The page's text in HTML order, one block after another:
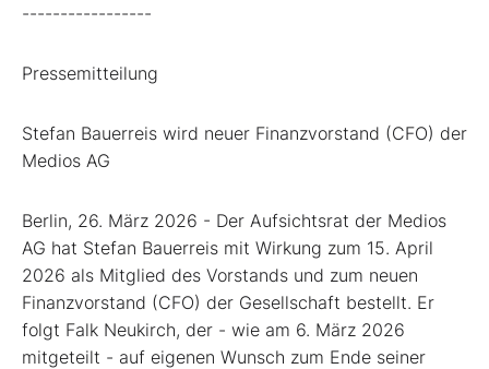
-----------------
Pressemitteilung
Stefan Bauerreis wird neuer Finanzvorstand (CFO) der
Medios AG
Berlin, 26. März 2026 - Der Aufsichtsrat der Medios
AG hat Stefan Bauerreis mit Wirkung zum 15. April
2026 als Mitglied des Vorstands und zum neuen
Finanzvorstand (CFO) der Gesellschaft bestellt. Er
folgt Falk Neukirch, der - wie am 6. März 2026
mitgeteilt - auf eigenen Wunsch zum Ende seiner